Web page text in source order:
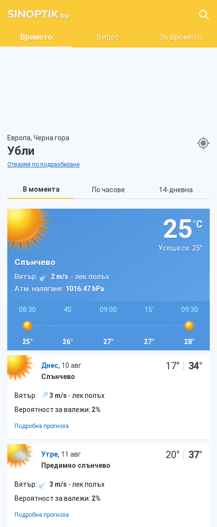
Времето Видео За времето
Европа, Черна гора
Убли
Отваряй по подразбиране
В момента По часове 14-дневна
25°C
Усеща се: 25°
Слънчево
Вятър: 2 m/s - лек полъх
Атм. налягане: 1016.47 hPa
08:30
25°
45'
26°
09:00
27°
15'
27°
09:30
28°
Днес, 10 авг
Слънчево
17° | 34°
Вятър: 3 m/s - лек полъх
Вероятност за валежи: 2%
Подробна прогноза
Утре, 11 авг
Предимно слънчево
20° | 37°
Вятър: 3 m/s - лек полъх
Вероятност за валежи: 2%
Подробна прогноза